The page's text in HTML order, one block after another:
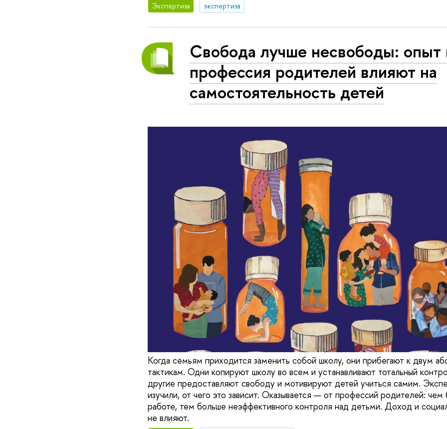
Экспертиза экспертиза
Свобода лучше несвободы: опыт
профессия родителей влияют на
самостоятельность детей
Когда семьям приходится заменить собой школу, они прибегают к двум
тактикам. Одни копируют школу во всем и устанавливают тотальный
другие предоставляют свободу и мотивируют детей учиться самим.
изучили, от чего это зависит. Оказывается — от профессий родителей:
работе, тем больше неэффективного контроля над детьми. Доход и
не влияют.